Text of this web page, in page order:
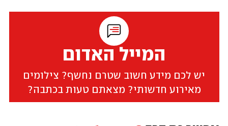
המייל האדום
יש לכם מידע חשוב שטרם נחשף? צילומים
מאירוע חדשותי? מצאתם טעות בכתבה?